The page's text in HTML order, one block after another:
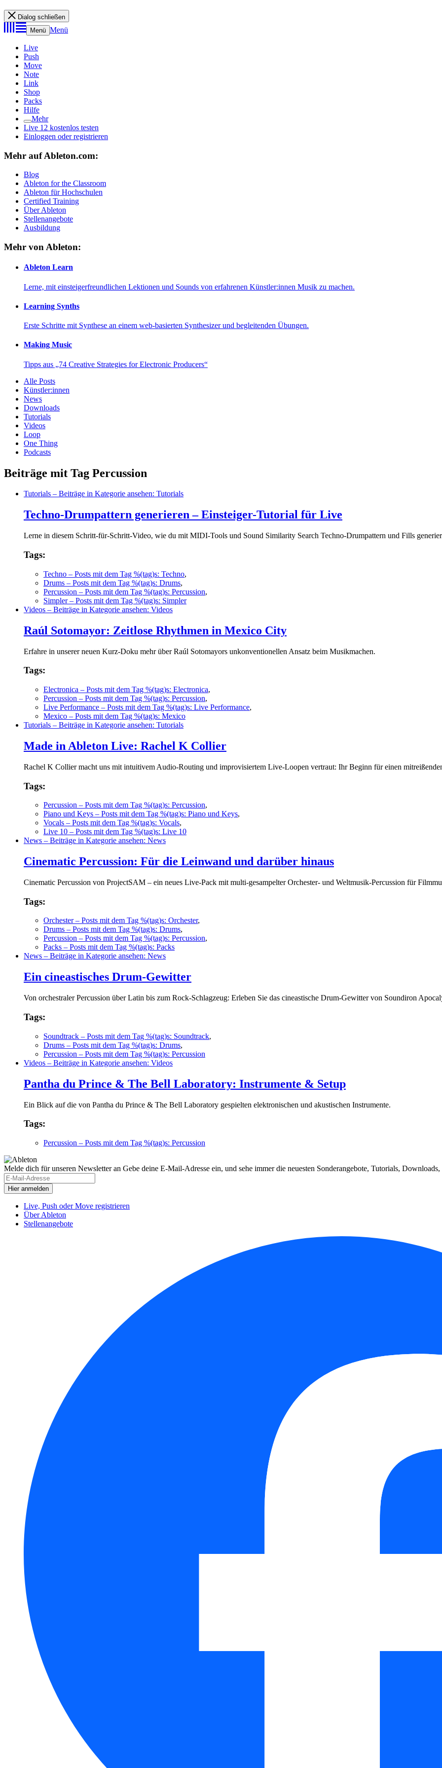
Dialog schließen
Menü Menü
Live
Push
Move
Note
Link
Shop
Packs
Hilfe
Mehr
Live 12 kostenlos testen
Einloggen oder registrieren
Mehr auf Ableton.com:
Blog
Ableton for the Classroom
Ableton für Hochschulen
Certified Training
Über Ableton
Stellenangebote
Ausbildung
Mehr von Ableton:
Ableton Learn
Lerne, mit einsteigerfreundlichen Lektionen und Sounds von erfahrenen Künstler:innen Musik zu machen.
Learning Synths
Erste Schritte mit Synthese an einem web-basierten Synthesizer und begleitenden Übungen.
Making Music
Tipps aus „74 Creative Strategies for Electronic Producers“
Alle Posts
Künstler:innen
News
Downloads
Tutorials
Videos
Loop
One Thing
Podcasts
Beiträge mit Tag Percussion
Tutorials – Beiträge in Kategorie ansehen: Tutorials
Techno-Drumpattern generieren – Einsteiger-Tutorial für Live
Lerne in diesem Schritt-für-Schritt-Video, wie du mit MIDI-Tools und Sound Similarity Search Techno-Drumpattern und Fills
Tags:
Techno – Posts mit dem Tag %(tag)s: Techno,
Drums – Posts mit dem Tag %(tag)s: Drums,
Percussion – Posts mit dem Tag %(tag)s: Percussion,
Simpler– Posts mit dem Tag %(tag)s: Simpler
Videos – Beiträge in Kategorie ansehen: Videos
Raúl Sotomayor: Zeitlose Rhythmen in Mexico City
Erfahre in unserer neuen Kurz-Doku mehr über Raúl Sotomayors unkonventionellen Ansatz beim Musikmachen.
Tags:
Electronica – Posts mit dem Tag %(tag)s: Electronica,
Percussion – Posts mit dem Tag %(tag)s: Percussion,
Live Performance – Posts mit dem Tag %(tag)s: Live Performance,
Mexico – Posts mit dem Tag %(tag)s: Mexico
Tutorials – Beiträge in Kategorie ansehen: Tutorials
Made in Ableton Live: Rachel K Collier
Rachel K Collier macht uns mit intuitivem Audio-Routing und improvisiertem Live-Loopen vertraut: Ihr Beginn für einen
Tags:
Percussion – Posts mit dem Tag %(tag)s: Percussion,
Piano und Keys – Posts mit dem Tag %(tag)s: Piano und Keys,
Vocals – Posts mit dem Tag %(tag)s: Vocals,
Live 10 – Posts mit dem Tag %(tag)s: Live 10
News – Beiträge in Kategorie ansehen: News
Cinematic Percussion: Für die Leinwand und darüber hinaus
Cinematic Percussion von ProjectSAM – ein neues Live-Pack mit multi-gesampelter Orchester- und Weltmusik-Percussion für
Tags:
Orchester– Posts mit dem Tag %(tag)s: Orchester,
Drums – Posts mit dem Tag %(tag)s: Drums,
Percussion – Posts mit dem Tag %(tag)s: Percussion,
Packs – Posts mit dem Tag %(tag)s: Packs
News – Beiträge in Kategorie ansehen: News
Ein cineastisches Drum-Gewitter
Von orchestraler Percussion über Latin bis zum Rock-Schlagzeug: Erleben Sie das cineastische Drum-Gewitter von Soundiron
Tags:
Soundtrack – Posts mit dem Tag %(tag)s: Soundtrack,
Drums – Posts mit dem Tag %(tag)s: Drums,
Percussion – Posts mit dem Tag %(tag)s: Percussion
Videos – Beiträge in Kategorie ansehen: Videos
Pantha du Prince & The Bell Laboratory: Instrumente & Setup
Ein Blick auf die von Pantha du Prince & The Bell Laboratory gespielten elektronischen und akustischen Instrumente.
Tags:
Percussion – Posts mit dem Tag %(tag)s: Percussion
Melde dich für unseren Newsletter an Gebe deine E-Mail-Adresse ein, und sehe immer die neuesten Sonderangebote, Tutorials,
Live, Push oder Move registrieren
Über Ableton
Stellenangebote